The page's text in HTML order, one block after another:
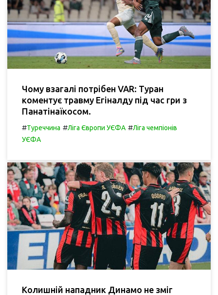
Чому взагалі потрібен VAR: Туран
коментує травму Егіналду під час гри з
Панатінаїкосом.
#Туреччина #Ліга Європи УЄФА #Ліга чемпіонів
УЄФА
Колишній нападник Динамо не зміг